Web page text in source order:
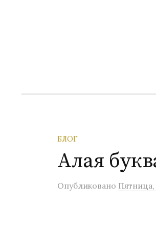
и
БЛОГ
Алая
Опубликовано Пятница,